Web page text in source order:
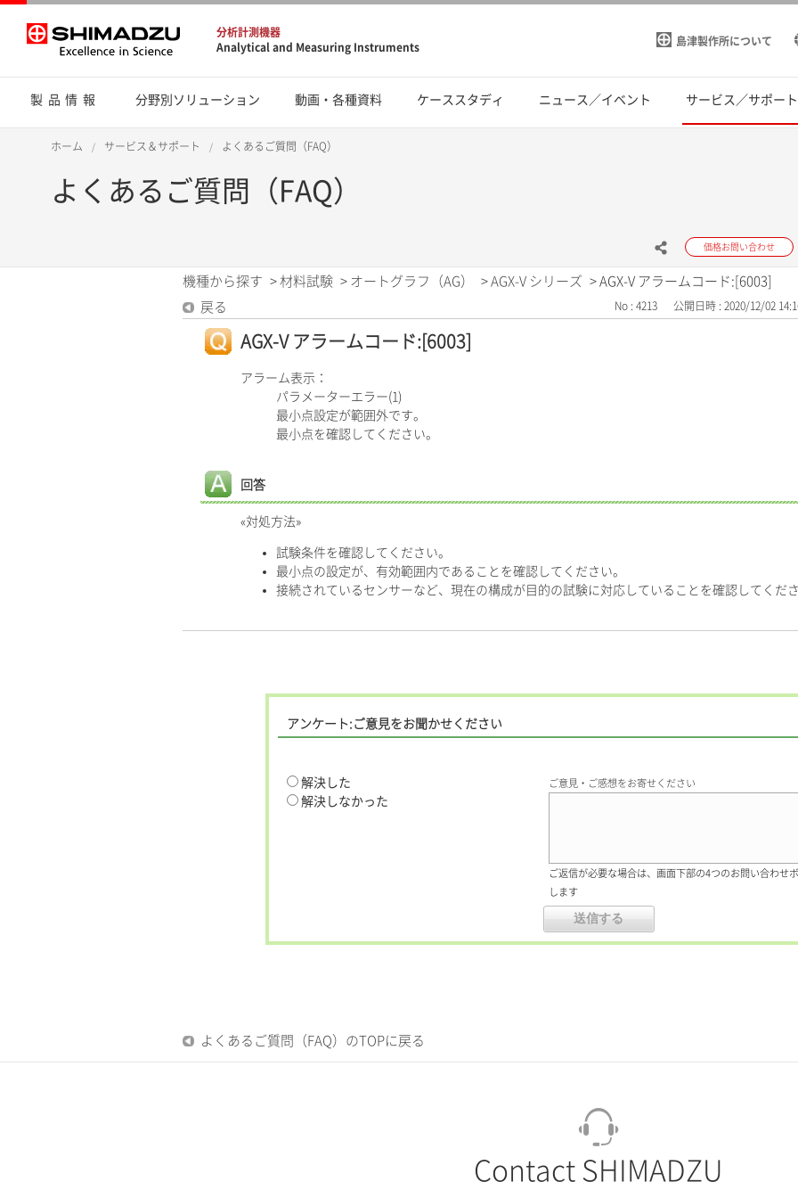
分析計測機器
Analytical and Measuring Instruments
島津製作所について
製品情報 分野別ソリューション 動画・各種資料 ケーススタディ ニュース／イベント サービス／サポート
ホーム サービス＆サポート よくあるご質問（FAQ）
よくあるご質問（FAQ）
価格お問い合わせ
機種から探す > 材料試験 > オートグラフ（AG） > AGX-V シリーズ > AGX-V アラームコード:[6003]
戻る
No : 4213 公開日時 : 2020/12/02
AGX-V アラームコード:[6003]
アラーム表示：
パラメーターエラー(1)
最小点設定が範囲外です。
最小点を確認してください。
回答
«対処方法»
試験条件を確認してください。
最小点の設定が、有効範囲内であることを確認してください。
接続されているセンサーなど、現在の構成が目的の試験に対応していることを確認してくだ
アンケート:ご意見をお聞かせください
解決した
解決しなかった
ご意見・ご感想をお寄せください
ご返信が必要な場合は、画面下部の4つのお問い合わせ
します
よくあるご質問（FAQ）のTOPに戻る
Contact SHIMADZU